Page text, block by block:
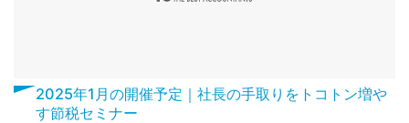
2025年1月の開催予定｜社長の手取りをトコトン増や
す節税セミナー